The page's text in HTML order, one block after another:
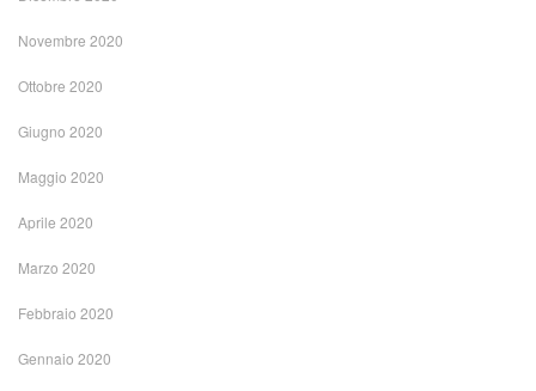
Novembre 2020
Ottobre 2020
Giugno 2020
Maggio 2020
Aprile 2020
Marzo 2020
Febbraio 2020
Gennaio 2020